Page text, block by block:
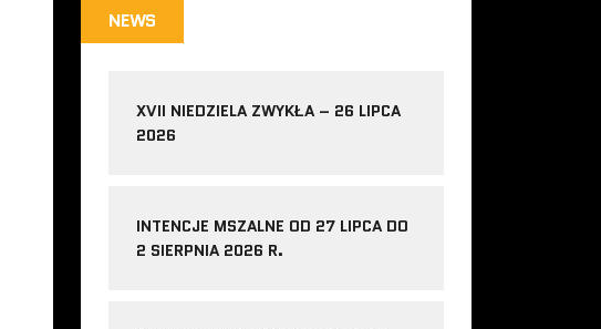
NEWS
XVII NIEDZIELA ZWYKŁA – 26 LIPCA
2026
INTENCJE MSZALNE OD 27 LIPCA DO
2 SIERPNIA 2026 R.